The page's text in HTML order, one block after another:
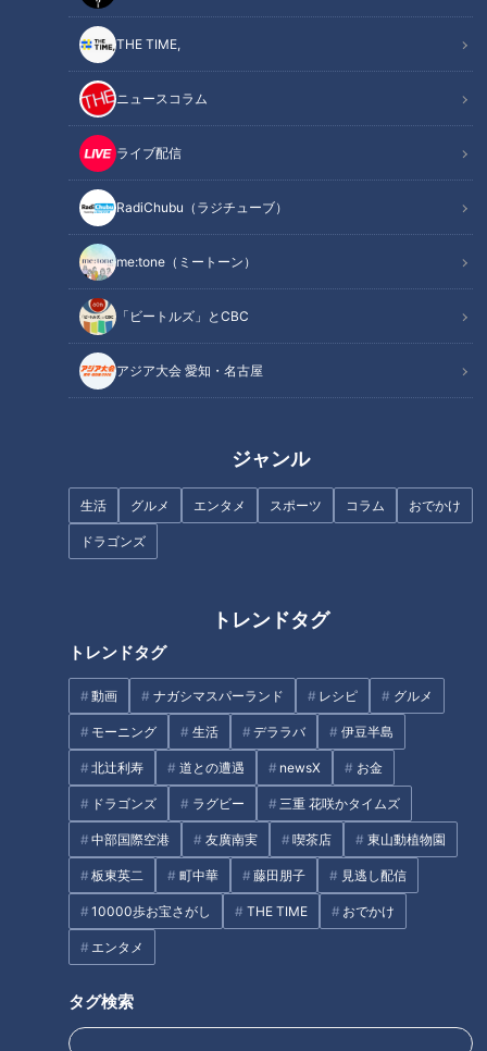
THE TIME,
ニュースコラム
ライブ配信
RadiChubu（ラジチューブ）
me:tone（ミートーン）
「ビートルズ」とCBC
アジア大会 愛知・名古屋
ジャンル
生活 グルメ エンタメ スポーツ コラム おでかけ
ドラゴンズ
トレンドタグ
トレンドタグ
動画 ナガシマスパーランド レシピ グルメ
モーニング 生活 デララバ 伊豆半島
北辻利寿 道との遭遇 newsX お金
ドラゴンズ ラグビー 三重 花咲かタイムズ
中部国際空港 友廣南実 喫茶店 東山動植物園
板東英二 町中華 藤田朋子 見逃し配信
10000歩お宝さがし THE TIME おでかけ
エンタメ
タグ検索
ガンバレルーヤ グルメ おでかけ
“マグマ撮り”をすべし！激
辛マニアに教わる…やみつき
必至『名古屋の激辛・激う
まグルメ』
チャント！
教えマスター
グルメ おでかけ
年間2000種のスイーツを食
べ歩くスイーツマスターに
グルメ
「お取り寄せマスター」の
フォーリンデブ・はっしー
さんに教わる『一度は食べ
2021/03/17 14:17
自称“日本一ハンバーグを食
大人気の学生筋肉料理人・
だれウマさんに教わる！お
うちで簡単にできる「店の
味再現レシピ」
チャント！
教えマスター
2021/02/20 19:10
食べたラーメンは5000杯以
上…ラーメンマスターに教わ
る！ブレイク必須！？名古
屋の“進化系ラーメン”
チャント！
教えマスター